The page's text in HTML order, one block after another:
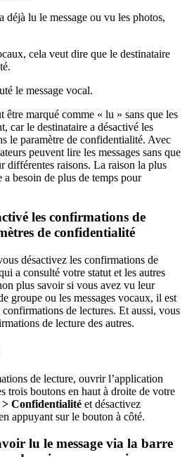
déjà lu le message ou vu les photos,
cela veut dire que le destinataire
le message vocal.
être marqué comme « lu » sans que les
car le destinataire a désactivé les
le paramètre de confidentialité. Avec
peuvent lire les messages sans que
différentes raisons. La raison la plus
a besoin de plus de temps pour
les confirmations de
de confidentialité
désactivez les confirmations de
a consulté votre statut et les autres
plus savoir si vous avez vu leur
groupe ou les messages vocaux, il est
de lectures. Et aussi, vous
de lecture des autres.
de lecture, ouvrir l’application
trois boutons en haut à droite de votre
> Confidentialité et désactivez
appuyant sur le bouton à côté.
lu le message via la barre